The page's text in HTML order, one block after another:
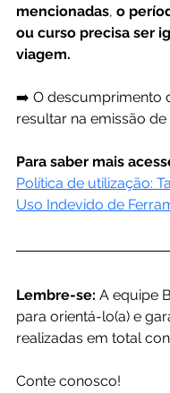
mencionadas, o
ou curso precisa ser
viagem.
➡️ O descumprimento
resultar na emissão de
Para saber mais
Política de utilização:
Uso Indevido de
Lembre-se: A equipe
para orientá-lo(a) e
realizadas em total
Conte conosco!